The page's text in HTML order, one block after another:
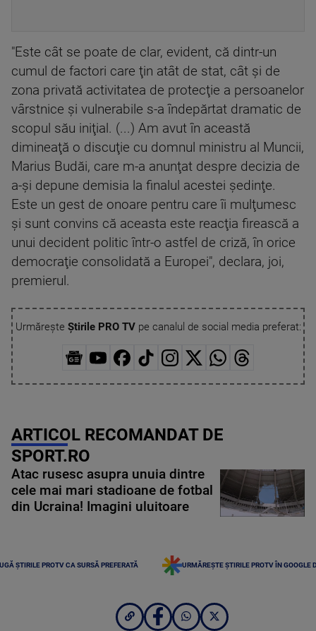
"Este cât se poate de clar, evident, că dintr-un
cumul de factori care ţin atât de stat, cât şi de
zona privată activitatea de protecţie a persoanelor
vârstnice şi vulnerabile s-a îndepărtat dramatic de
scopul său iniţial. (...) Am avut în această
dimineaţă o discuţie cu domnul ministru al Muncii,
Marius Budăi, care m-a anunţat despre decizia de
a-şi depune demisia la finalul acestei şedinţe.
Este un gest de onoare pentru care îi mulţumesc
şi sunt convins că aceasta este reacţia firească a
unui decident politic într-o astfel de criză, în orice
democraţie consolidată a Europei", declara, joi,
premierul.
Urmărește Știrile PRO TVpe canalul de social media preferat:
ARTICOL RECOMANDAT DE
SPORT.RO
Atac rusesc asupra unuia dintre
cele mai mari stadioane de fotbal
din Ucraina! Imagini uluitoare
ȘTIRILE PROTV CA SURSĂ PREFERATĂ URMĂREȘTE ȘTIRILE PROTV ÎN GOOGLE